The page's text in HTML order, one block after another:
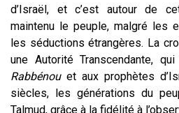
d’Israël, et c’est autour de
maintenu le peuple, malgré les
les séductions étrangères. La
une Autorité Transcendante,
Rabbénouet aux prophètes
siècles, les générations du
Talmud, grâce à la fidélité à